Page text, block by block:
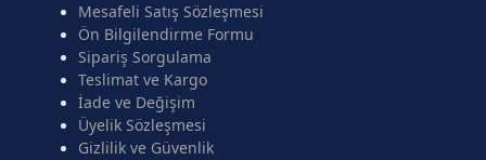
Mesafeli Satış Sözleşmesi
Ön Bilgilendirme Formu
Sipariş Sorgulama
Teslimat ve Kargo
İade ve Değişim
Üyelik Sözleşmesi
Gizlilik ve Güvenlik